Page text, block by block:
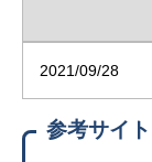
2021/09/28
参考サイト